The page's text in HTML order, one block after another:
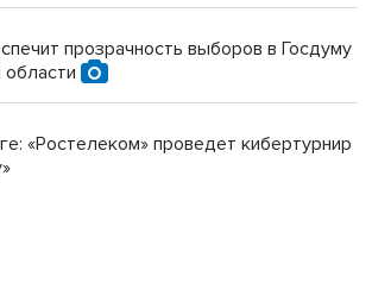
прозрачность выборов в Госдуму
«Ростелеком» проведет кибертурнир